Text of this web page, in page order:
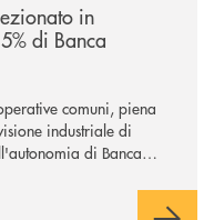
in
di Banca
comuni, piena
industriale di
di Banca
dell’operazione.